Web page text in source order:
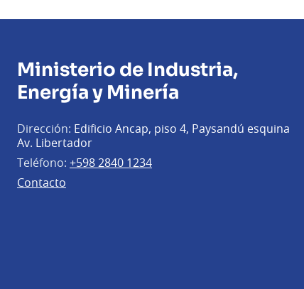
Ministerio de Industria,
Energía y Minería
Dirección: Edificio Ancap, piso 4, Paysandú esquina
Av. Libertador
Teléfono: +598 2840 1234
Contacto